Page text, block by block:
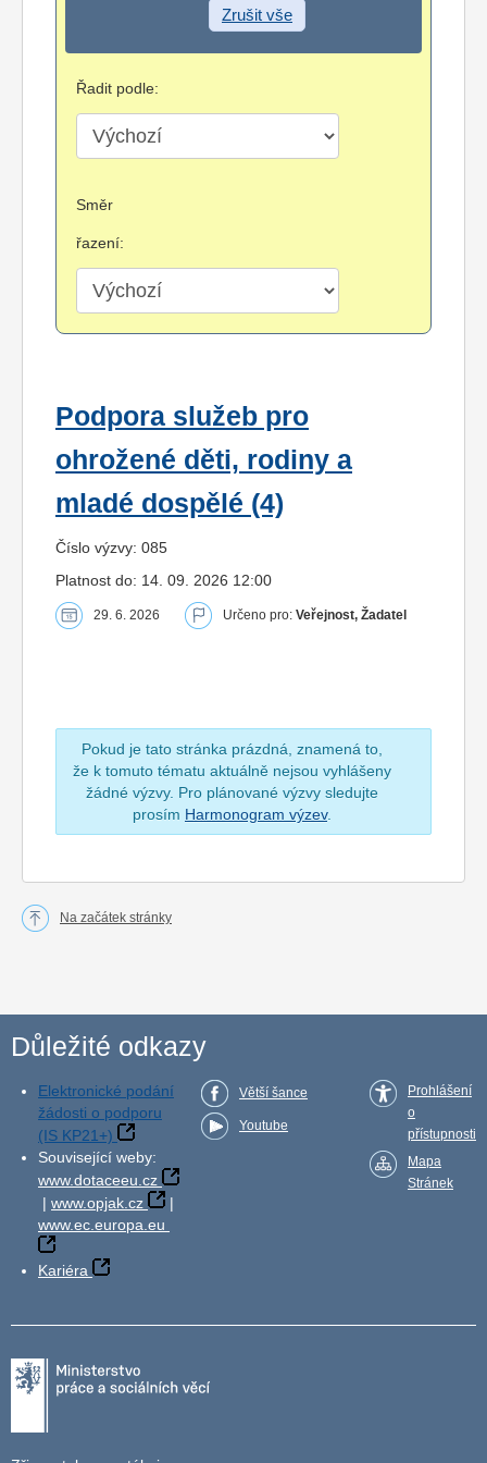
Zrušit vše
Řadit podle:
Směr
řazení:
Podpora služeb pro
ohrožené děti, rodiny a
mladé dospělé (4)
Číslo výzvy: 085
Platnost do: 14. 09. 2026 12:00
29. 6. 2026 Určeno pro: Veřejnost, Žadatel
Pokud je tato stránka prázdná, znamená to,
že k tomuto tématu aktuálně nejsou vyhlášeny
žádné výzvy. Pro plánované výzvy sledujte
prosím Harmonogram výzev.
Na začátek stránky
Důležité odkazy
Elektronické podání
žádosti o podporu
(IS KP21+)
Související weby:
www.dotaceeu.cz
| www.opjak.cz
|
www.ec.europa.eu
Kariéra
Větší šance
Youtube
Prohlášení
o
přístupnosti
Mapa
Stránek